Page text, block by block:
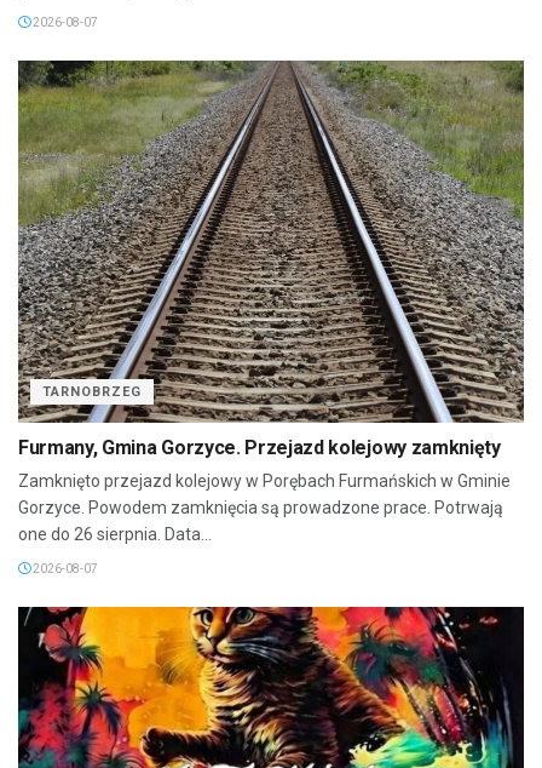
2026-08-07
TARNOBRZEG
Furmany, Gmina Gorzyce. Przejazd kolejowy zamknięty
Zamknięto przejazd kolejowy w Porębach Furmańskich w Gminie
Gorzyce. Powodem zamknięcia są prowadzone prace. Potrwają
one do 26 sierpnia. Data...
2026-08-07